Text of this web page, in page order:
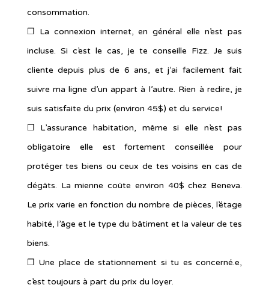
consommation.
❐ La connexion internet, en général elle n’est pas
incluse. Si c’est le cas, je te conseille Fizz. Je suis
cliente depuis plus de 6 ans, et j’ai facilement fait
suivre ma ligne d’un appart à l’autre. Rien à redire, je
suis satisfaite du prix (environ 45$) et du service!
❐ L’assurance habitation, même si elle n’est pas
obligatoire elle est fortement conseillée pour
protéger tes biens ou ceux de tes voisins en cas de
dégâts. La mienne coûte environ 40$ chez Beneva.
Le prix varie en fonction du nombre de pièces, l’étage
habité, l’âge et le type du bâtiment et la valeur de tes
biens.
❐ Une place de stationnement si tu es concerné.e,
c’est toujours à part du prix du loyer.